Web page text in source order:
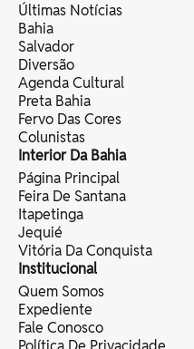
Últimas Notícias
Bahia
Salvador
Diversão
Agenda Cultural
Preta Bahia
Fervo Das Cores
Colunistas
Interior Da Bahia
Página Principal
Feira De Santana
Itapetinga
Jequié
Vitória Da Conquista
Institucional
Quem Somos
Expediente
Fale Conosco